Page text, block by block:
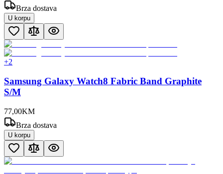
Brza dostava
U korpu
+2
Samsung Galaxy Watch8 Fabric Band Graphite
S/M
77,00KM
Brza dostava
U korpu